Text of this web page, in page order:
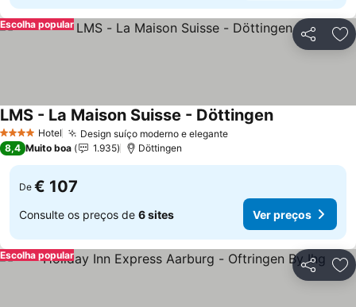
Partilhar
Escolha popular
4 EstrelasHotel Design suíço moderno e elegante
LMS - La Maison Suisse - Döttingen
8,4 Muito boa 1.935 Döttingen
De € 107
Consulte os preços de 6 sites Ver preços
Partilhar
Escolha popular